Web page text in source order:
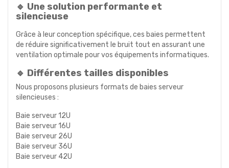
🔹 Une solution performante et
silencieuse
Grâce à leur conception spécifique, ces baies permettent
de réduire significativement le bruit tout en assurant une
ventilation optimale pour vos équipements informatiques.
🔹 Différentes tailles disponibles
Nous proposons plusieurs formats de baies serveur
silencieuses :
Baie serveur 12U
Baie serveur 16U
Baie serveur 26U
Baie serveur 36U
Baie serveur 42U